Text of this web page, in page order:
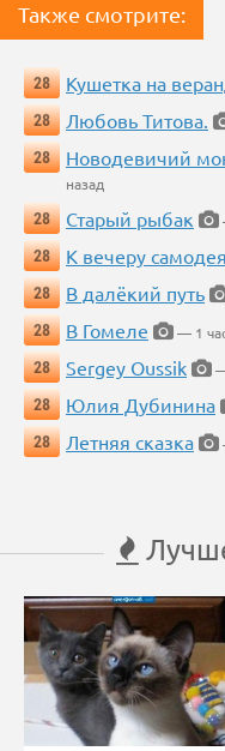
Также смотрите:
28 Кушетка на
28
Любовь Титова.
28
Новодевичий
назад
28
Старый рыбак
28
К вечеру
28
В далёкий путь
28
В Гомеле
— 1
28
Sergey Oussik
28
Юлия Дубинина
28
Летняя сказка